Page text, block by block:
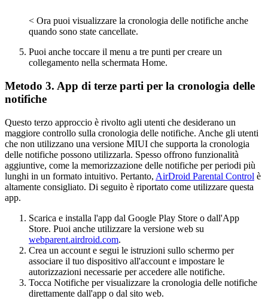
< Ora puoi visualizzare la cronologia delle notifiche anche
quando sono state cancellate.
Puoi anche toccare il menu a tre punti per creare un
collegamento nella schermata Home.
Metodo 3. App di terze parti per la cronologia delle
notifiche
Questo terzo approccio è rivolto agli utenti che desiderano un
maggiore controllo sulla cronologia delle notifiche. Anche gli utenti
che non utilizzano una versione MIUI che supporta la cronologia
delle notifiche possono utilizzarla. Spesso offrono funzionalità
aggiuntive, come la memorizzazione delle notifiche per periodi più
lunghi in un formato intuitivo. Pertanto, AirDroid Parental Control è
altamente consigliato. Di seguito è riportato come utilizzare questa
app.
Scarica e installa l'app dal Google Play Store o dall'App
Store. Puoi anche utilizzare la versione web su
webparent.airdroid.com.
Crea un account e segui le istruzioni sullo schermo per
associare il tuo dispositivo all'account e impostare le
autorizzazioni necessarie per accedere alle notifiche.
Tocca Notifiche per visualizzare la cronologia delle notifiche
direttamente dall'app o dal sito web.